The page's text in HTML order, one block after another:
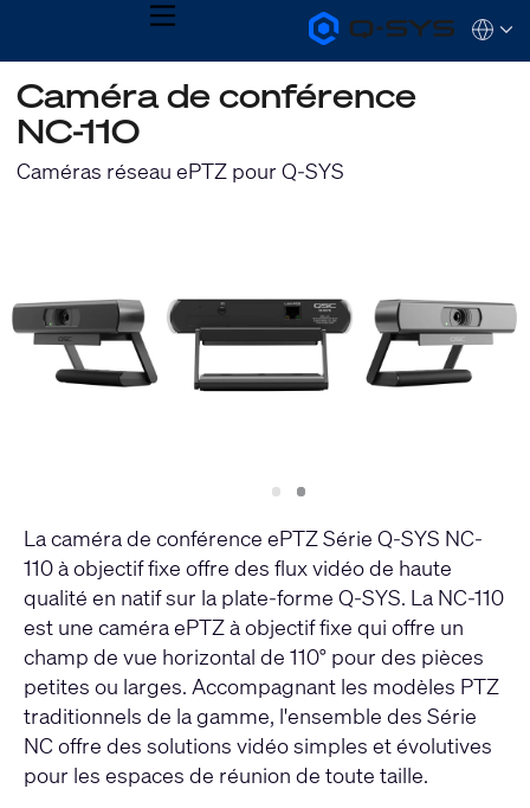
Q-
SYS
Products
Homepage
MENU
QSYS.com (English)
India (English)
Español
Français
Caméra de conférence
NC-110
Caméras réseau ePTZ pour Q-SYS
Slide
1 Slide
2
La caméra de conférence ePTZ Série Q-SYS NC-
110 à objectif fixe offre des flux vidéo de haute
qualité en natif sur la plate-forme Q-SYS. La NC-110
est une caméra ePTZ à objectif fixe qui offre un
champ de vue horizontal de 110° pour des pièces
petites ou larges. Accompagnant les modèles PTZ
traditionnels de la gamme, l'ensemble des Série
NC offre des solutions vidéo simples et évolutives
pour les espaces de réunion de toute taille.